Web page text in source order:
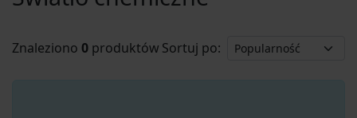
Znaleziono 0 produktów Sortuj po: